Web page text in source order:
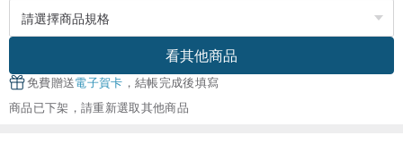
看其他商品
免費贈送電子賀卡 ，結帳完成後填寫
商品已下架，請重新選取其他商品